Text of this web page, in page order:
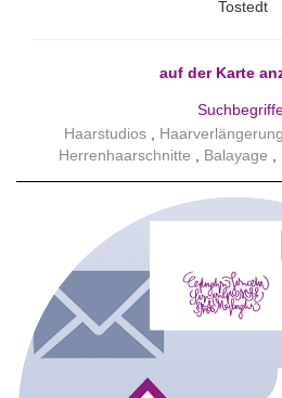
Tostedt
auf der Karte
Haarstudios
Haarverlängerung
Herrenhaarschnitte
Balayage